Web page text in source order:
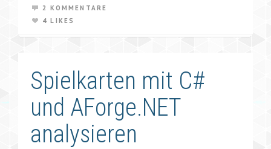
2 KOMMENTARE
4 LIKES
Spielkarten mit C#
und AForge.NET
analysieren